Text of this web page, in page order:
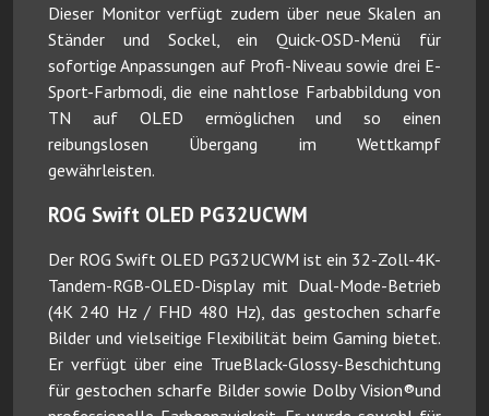
Dieser Monitor verfügt zudem über neue Skalen an
Ständer und Sockel, ein Quick-OSD-Menü für
sofortige Anpassungen auf Profi-Niveau sowie drei E-
Sport-Farbmodi, die eine nahtlose Farbabbildung von
TN auf OLED ermöglichen und so einen
reibungslosen Übergang im Wettkampf
gewährleisten.
ROG Swift OLED PG32UCWM
Der ROG Swift OLED PG32UCWM ist ein 32-Zoll-4K-
Tandem-RGB-OLED-Display mit Dual-Mode-Betrieb
(4K 240 Hz / FHD 480 Hz), das gestochen scharfe
Bilder und vielseitige Flexibilität beim Gaming bietet.
Er verfügt über eine TrueBlack-Glossy-Beschichtung
für gestochen scharfe Bilder sowie Dolby Vision®und